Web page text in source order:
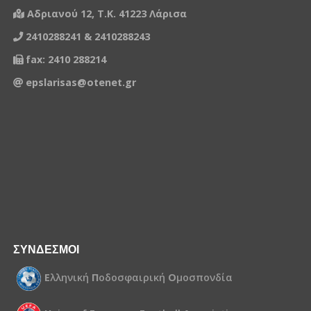
1386711 ΝΙΚΟΛΑΚΟΥΛΗΣ ΑΘΑΝΑΣΙΟΣ
1414891
Αδριανού 12, Τ.Κ. 41223 Λάρισα
2410288241 & 2410288243
fax: 2410 288214
epslarisas@otenet.gr
ΣΥΝΔΕΣΜΟΙ
Ελληνική Ποδοσφαιρική Ομοσπονδία